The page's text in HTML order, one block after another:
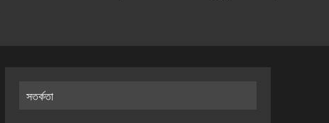
সতর্কতা